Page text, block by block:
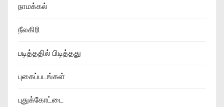
நாமக்கல்
நீலகிரி
படித்ததில் பிடித்தது
புகைப்படங்கள்
புதுக்கோட்டை